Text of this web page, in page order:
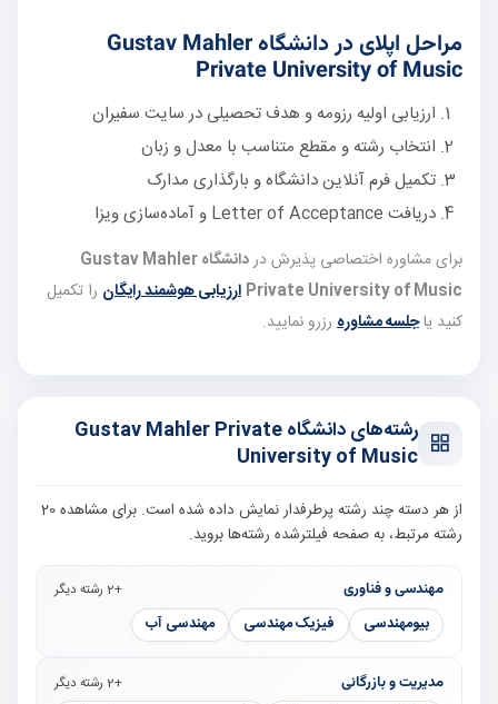
مراحل اپلای در دانشگاه Gustav Mahler
Private University of Music
ارزیابی اولیه رزومه و هدف تحصیلی در سایت سفیران
انتخاب رشته و مقطع متناسب با معدل و زبان
تکمیل فرم آنلاین دانشگاه و بارگذاری مدارک
دریافت Letter of Acceptance و آماده‌سازی ویزا
برای مشاوره اختصاصی پذیرش در
دانشگاه Gustav Mahler
Private University of Music ارزیابی هوشمند رایگان را تکمیل
کنید یاجلسه مشاوره رزرو نمایید.
رشته‌های دانشگاه Gustav Mahler Private
University of Music
از هر دسته چند رشته پرطرفدار نمایش داده شده است. برای مشاهده 20
رشته مرتبط، به صفحه فیلترشده رشته‌ها بروید.
مهندسی و فناوری +2 رشته دیگر
بیومهندسی فیزیک مهندسی مهندسی آب
مدیریت و بازرگانی +2 رشته دیگر